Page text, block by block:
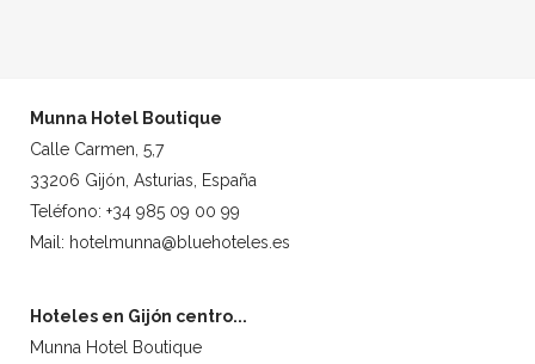
Munna Hotel Boutique
Calle Carmen, 5,7
33206 Gijón, Asturias, España
Teléfono: +34 985 09 00 99
Mail: hotelmunna@bluehoteles.es
Hoteles en Gijón centro...
Munna Hotel Boutique